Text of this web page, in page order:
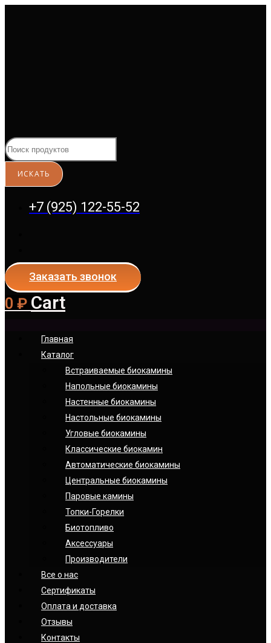
+7 (925) 122-55-52
Заказать звонок
0 ₽ Cart
Главная
Каталог
Встраиваемые биокамины
Напольные биокамины
Настенные биокамины
Настoльные биокамины
Угловые биокамины
Классические биокамин
Автоматические биокамины
Центральные биокамины
Паровые камины
Топки-Горелки
Биотопливо
Аксессуары
Производители
Все о нас
Сертификаты
Оплата и доставка
Отзывы
Контакты